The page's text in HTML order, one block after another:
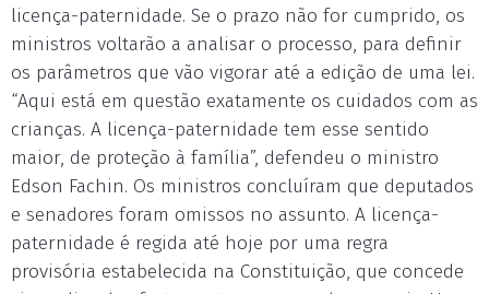
licença-paternidade. Se o prazo não for cumprido, os
ministros voltarão a analisar o processo, para definir
os parâmetros que vão vigorar até a edição de uma lei.
“Aqui está em questão exatamente os cuidados com as
crianças. A licença-paternidade tem esse sentido
maior, de proteção à família”, defendeu o ministro
Edson Fachin. Os ministros concluíram que deputados
e senadores foram omissos no assunto. A licença-
paternidade é regida até hoje por uma regra
provisória estabelecida na Constituição, que concede